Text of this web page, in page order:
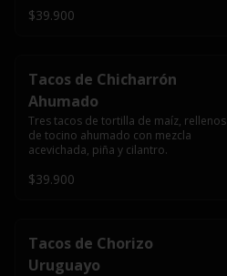
$39.900
Tacos de Chicharrón
Ahumado
Tres tacos de tortilla de maíz, rellenos
de tocino ahumado con mezcla
acevichada, piña y cilantro.
$39.900
Tacos de Chorizo
Uruguayo